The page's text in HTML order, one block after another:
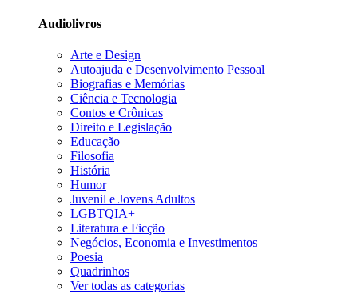
Audiolivros
Arte e Design
Autoajuda e Desenvolvimento Pessoal
Biografias e Memórias
Ciência e Tecnologia
Contos e Crônicas
Direito e Legislação
Educação
Filosofia
História
Humor
Juvenil e Jovens Adultos
LGBTQIA+
Literatura e Ficção
Negócios, Economia e Investimentos
Poesia
Quadrinhos
Ver todas as categorias